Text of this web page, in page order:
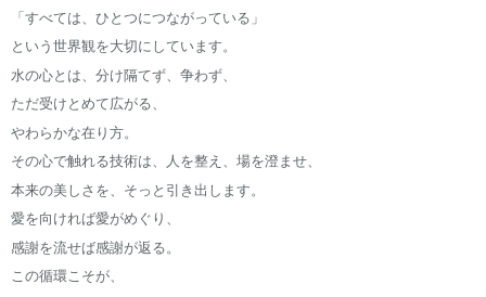
「すべては、ひとつにつながっている」
という世界観を大切にしています。
水の心とは、分け隔てず、争わず、
ただ受けとめて広がる、
やわらかな在り方。
その心で触れる技術は、人を整え、場を澄ませ、
本来の美しさを、そっと引き出します。
愛を向ければ愛がめぐり、
感謝を流せば感謝が返る。
この循環こそが、